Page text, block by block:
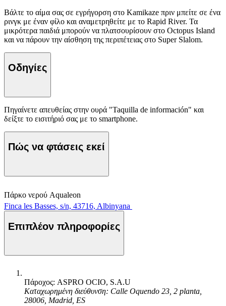
Βάλτε το αίμα σας σε εγρήγορση στο Kamikaze πριν μπείτε σε ένα
ρινγκ με έναν φίλο και αναμετρηθείτε με το Rapid River. Τα
μικρότερα παιδιά μπορούν να πλατσουρίσουν στο Octopus Island
και να πάρουν την αίσθηση της περιπέτειας στο Super Slalom.
Οδηγίες
Πηγαίνετε απευθείας στην ουρά "Taquilla de información" και
δείξτε το εισιτήριό σας με το smartphone.
Πώς να φτάσεις εκεί
Πάρκο νερού Aqualeon
Finca les Basses, s/n, 43716, Albinyana
Επιπλέον πληροφορίες
Πάροχος: ASPRO OCIO, S.A.U
Καταχωρημένη διεύθυνση: Calle Oquendo 23, 2 planta,
28006, Madrid, ES